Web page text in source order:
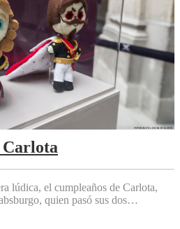
Carlota
lúdica, el cumpleaños de Carlota,
quien pasó sus dos…